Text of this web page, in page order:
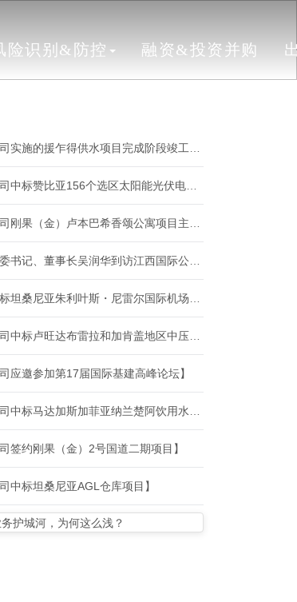
险识别&防控 融资&投资并购
应邀参加第17届国际基建高峰论坛】
签约刚果（金）2号国道二期项目】
中标坦桑尼亚AGL仓库项目】